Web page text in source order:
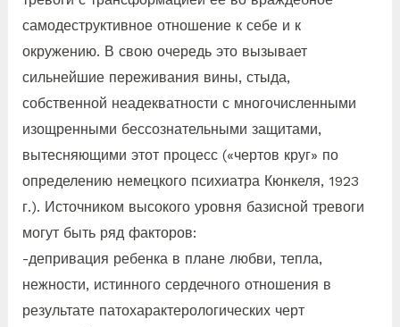
самодеструктивное отношение к себе и к
окружению. В свою очередь это вызывает
сильнейшие переживания вины, стыда,
собственной неадекватности с многочисленными
изощренными бессознательными защитами,
вытесняющими этот процесс («чертов круг» по
определению немецкого психиатра Кюнкеля, 1923
г.). Источником высокого уровня базисной тревоги
могут быть ряд факторов:
-депривация ребенка в плане любви, тепла,
нежности, истинного сердечного отношения в
результате патохарактерологических черт